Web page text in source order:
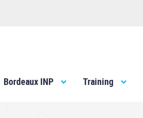
Bordeaux INP Training